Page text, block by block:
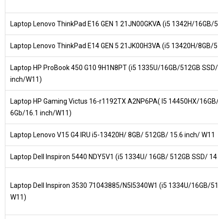
Laptop Lenovo ThinkPad E16 GEN 1 21JN00GKVA (i5 1342H/
Laptop Lenovo ThinkPad E14 GEN 5 21JK00H3VA (i5 13420H/8GB/
Laptop HP ProBook 450 G10 9H1N8PT (i5 1335U/16GB/512GB
inch/W11)
Laptop HP Gaming Victus 16-r1192TX A2NP6PA( I5 14450HX/
6Gb/16.1 inch/W11)
Laptop Lenovo V15 G4 IRU i5-13420H/ 8GB/ 512GB/ 15.6 inch/ W11
Laptop Dell Inspiron 5440 NDY5V1 (i5 1334U/ 16GB/ 512GB SSD/
Laptop Dell Inspiron 3530 71043885/N5I5340W1 (i5 1334U/16GB/
W11)